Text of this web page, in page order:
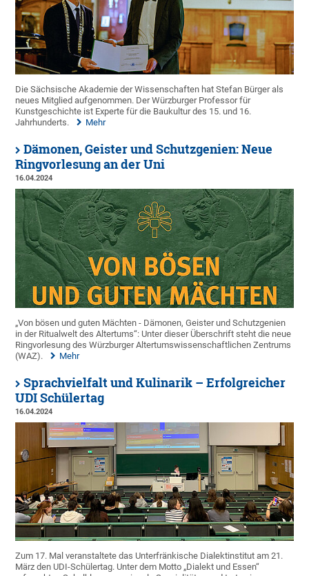
Die Sächsische Akademie der Wissenschaften hat Stefan Bürger als
neues Mitglied aufgenommen. Der Würzburger Professor für
Kunstgeschichte ist Experte für die Baukultur des 15. und 16.
Jahrhunderts.
Mehr
Dämonen, Geister und Schutzgenien: Neue
Ringvorlesung an der Uni
16.04.2024
„Von bösen und guten Mächten - Dämonen, Geister und Schutzgenien
in der Ritualwelt des Altertums“: Unter dieser Überschrift steht die neue
Ringvorlesung des Würzburger Altertumswissenschaftlichen Zentrums
(WAZ).
Mehr
Sprachvielfalt und Kulinarik – Erfolgreicher
UDI Schülertag
16.04.2024
Zum 17. Mal veranstaltete das Unterfränkische Dialektinstitut am 21.
März den UDI-Schülertag. Unter dem Motto „Dialekt und Essen“